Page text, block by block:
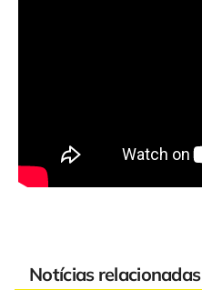
Notícias relacionadas